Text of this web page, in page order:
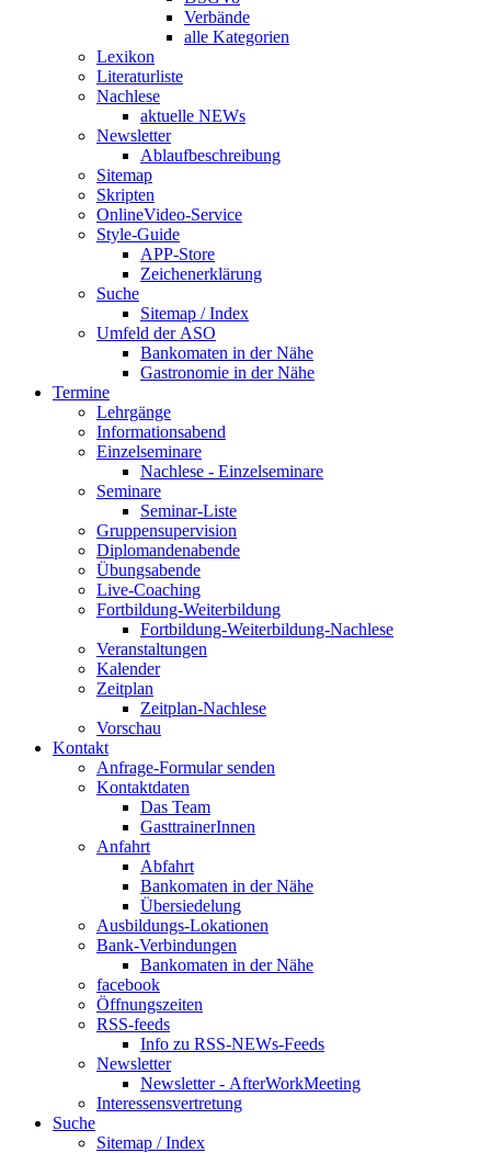
Verbände
alle Kategorien
Lexikon
Literaturliste
Nachlese
aktuelle NEWs
Newsletter
Ablaufbeschreibung
Sitemap
Skripten
OnlineVideo-Service
Style-Guide
APP-Store
Zeichenerklärung
Suche
Sitemap / Index
Umfeld der ASO
Bankomaten in der Nähe
Gastronomie in der Nähe
Termine
Lehrgänge
Informationsabend
Einzelseminare
Nachlese - Einzelseminare
Seminare
Seminar-Liste
Gruppensupervision
Diplomandenabende
Übungsabende
Live-Coaching
Fortbildung-Weiterbildung
Fortbildung-Weiterbildung-Nachlese
Veranstaltungen
Kalender
Zeitplan
Zeitplan-Nachlese
Vorschau
Kontakt
Anfrage-Formular senden
Kontaktdaten
Das Team
GasttrainerInnen
Anfahrt
Abfahrt
Bankomaten in der Nähe
Übersiedelung
Ausbildungs-Lokationen
Bank-Verbindungen
Bankomaten in der Nähe
facebook
Öffnungszeiten
RSS-feeds
Info zu RSS-NEWs-Feeds
Newsletter
Newsletter - AfterWorkMeeting
Interessensvertretung
Suche
Sitemap / Index